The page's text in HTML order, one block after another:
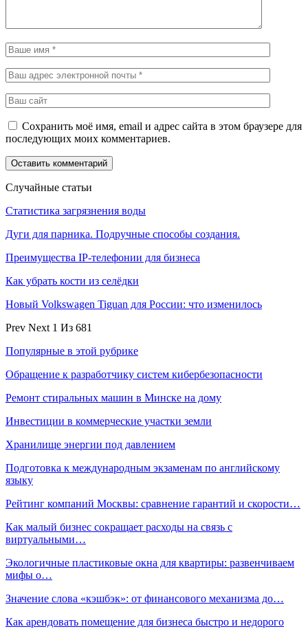
Сохранить моё имя, email и адрес сайта в этом браузере для
последующих моих комментариев.
Случайные статьи
Статистика загрязнения воды
Дуги для парника. Подручные способы создания.
Преимущества IP-телефонии для бизнеса
Как убрать кости из селёдки
Новый Volkswagen Tiguan для России: что изменилось
Prev Next 1 Из 681
Популярные в этой рубрике
Обращение к разработчику систем кибербезопасности
Ремонт стиральных машин в Минске на дому
Инвестиции в коммерческие участки земли
Хранилище энергии под давлением
Подготовка к международным экзаменам по английскому
языку
Рейтинг компаний Москвы: сравнение гарантий и скорости…
Как малый бизнес сокращает расходы на связь с
виртуальными…
Экологичные пластиковые окна для квартиры: развенчиваем
мифы о…
Значение слова «кэшбэк»: от финансового механизма до…
Как арендовать помещение для бизнеса быстро и недорого